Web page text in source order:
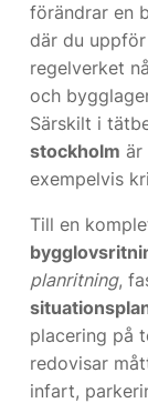
förändrar en
där du
regelverket
och
Särskilt i
stockholm är
exempelvis
Till en
planritning,
placering på
redovisar
infart,